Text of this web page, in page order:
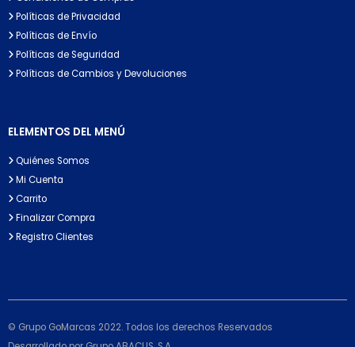
Políticas de Privacidad
Políticas de Envío
Políticas de Seguridad
Políticas de Cambios y Devoluciones
ELEMENTOS DEL MENÚ
Quiénes Somos
Mi Cuenta
Carrito
Finalizar Compra
Registro Clientes
© Grupo GoMarcas 2022. Todos los derechos Reservados